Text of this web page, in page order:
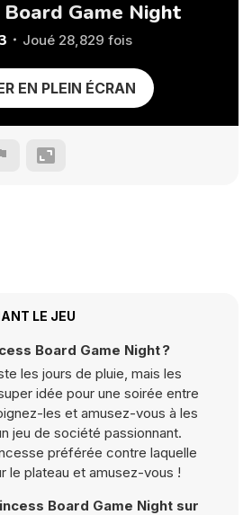
Board Game Night
Joué 28,829 fois
EN PLEIN ÉCRAN
LE JEU
Board Game Night ?
les jours de pluie, mais les
idée pour une soirée entre
les et amusez-vous à les
jeu de société passionnant.
préférée contre laquelle
le plateau et amusez-vous !
Board Game Night sur